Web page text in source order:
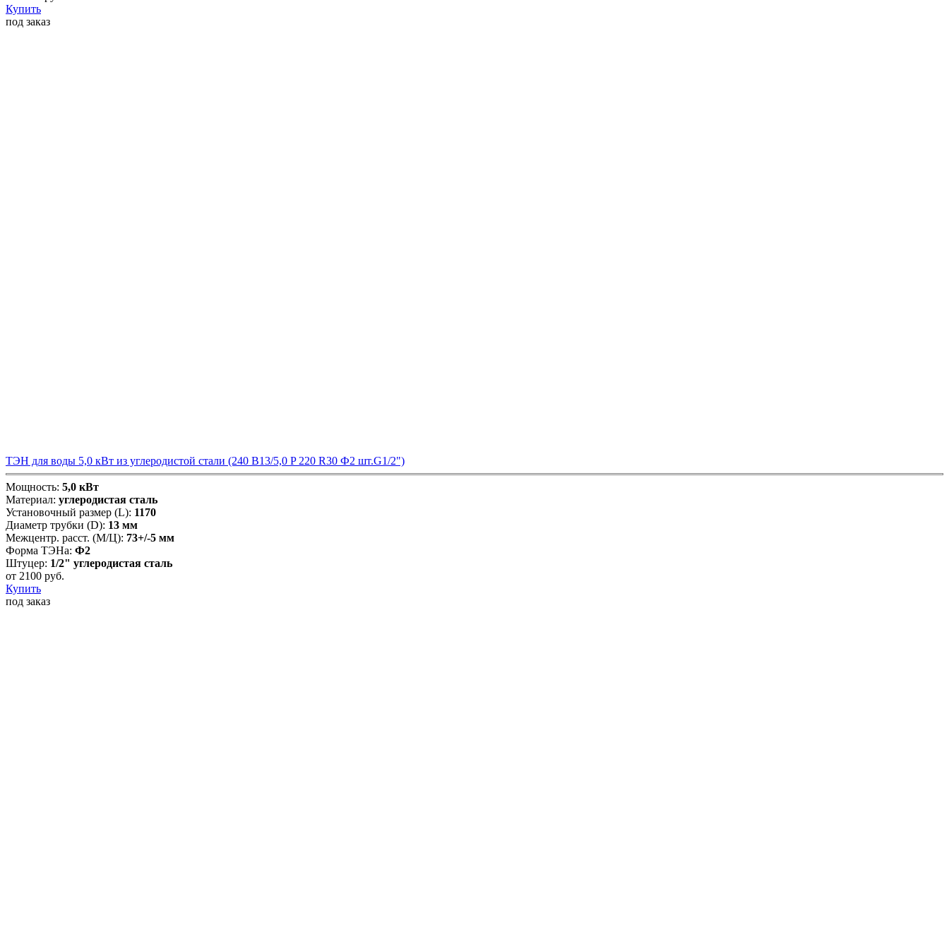
Купить
под заказ
ТЭН для воды 5,0 кВт из углеродистой стали (240 В13/5,0 P 220 R30 Ф2 шт.G1/2")
Мощность: 5,0 кВт
Материал: углеродистая сталь
Установочный размер (L): 1170
Диаметр трубки (D): 13 мм
Межцентр. расст. (М/Ц): 73+/-5 мм
Форма ТЭНа: Ф2
Штуцер: 1/2" углеродистая сталь
от 2100 руб.
Купить
под заказ